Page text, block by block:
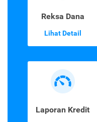
Reksa Dana
Lihat Detail
Laporan Kredit